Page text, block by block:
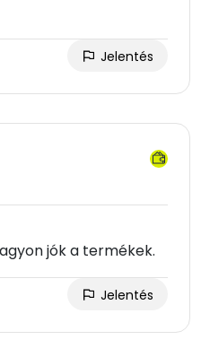
Jelentés
jók a termékek.
Jelentés